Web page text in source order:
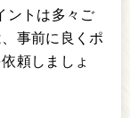
ントは多々ご
事前に良くポ
頼しましょ